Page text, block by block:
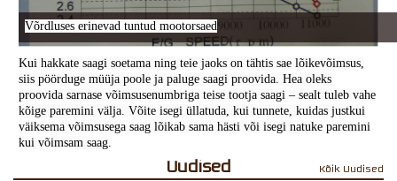
Võrdluses erinevad tuntud mootorsaed
Kui hakkate saagi soetama ning teie jaoks on tähtis sae lõikevõimsus,
siis pöörduge müüja poole ja paluge saagi proovida. Hea oleks
proovida sarnase võimsusenumbriga teise tootja saagi – sealt tuleb vahe
kõige paremini välja. Võite isegi üllatuda, kui tunnete, kuidas justkui
väiksema võimsusega saag lõikab sama hästi või isegi natuke paremini
kui võimsam saag.
Uudised Kõik Uudised